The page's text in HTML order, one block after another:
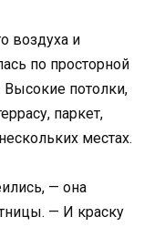
воздуха и
по просторной
Высокие потолки,
паркет,
местах.
— она
— И краску